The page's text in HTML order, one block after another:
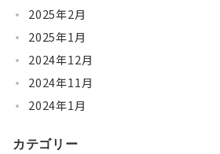
2025年2月
2025年1月
2024年12月
2024年11月
2024年1月
カテゴリー